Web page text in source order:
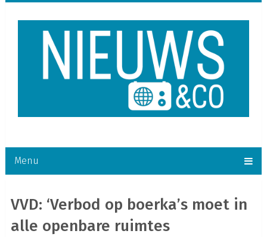
Menu
VVD: ‘Verbod op boerka’s moet in
alle openbare ruimtes